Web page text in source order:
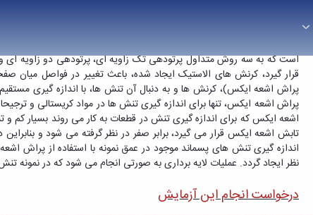
است که به سه روش متداول پرتودهی تک زاویه ای، پرتودهی دو زاویه
قرار گیرد، کرنش های الاستیک ایجاد شده، باعث تغییر در فواصل میان
پراش اشعه ایکس)، کرنش ها و به دنبال آن تنش ها، با اندازه گیری
پراش اشعه ایکس، تنها برای اندازه گیری تنش ها در مواد کریستالی و
اشعه ایکس که برای اندازه گیری تنش در قطعات به کار می روند بسیار
تابش اشعه ایکس قرار می گیرد، برابر صفر در نظر گرفته می شود و
اندازه گیری تنش های پسماند موجود در عمق نمونه با استفاده از پراش
نظر ایجاد گردد. عملیات لایه برداری به صورتی انجام می شود که در نمونه
درخواست انجام این آزمایش